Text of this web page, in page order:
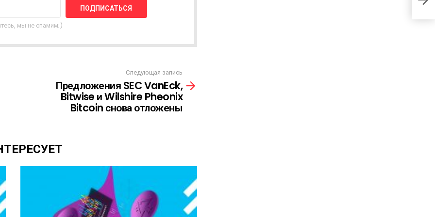
мы не спамим;)
Следующая запись
Предложения SEC VanEck,
Bitwise и Wilshire Pheonix
Bitcoin снова отложены